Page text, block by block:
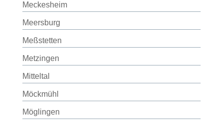
Meckesheim
Meersburg
Meßstetten
Metzingen
Mitteltal
Möckmühl
Möglingen